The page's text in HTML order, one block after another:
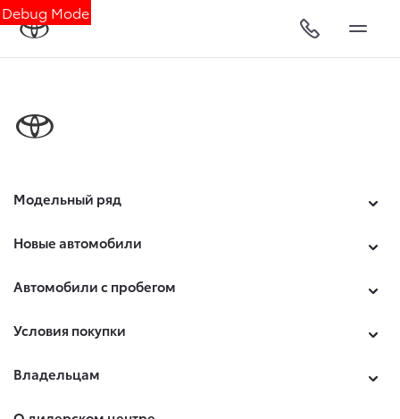
Debug Mode
Модельный ряд
Новые автомобили
Автомобили с пробегом
Условия покупки
Владельцам